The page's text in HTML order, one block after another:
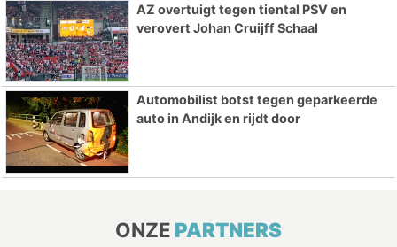
AZ overtuigt tegen tiental PSV en
verovert Johan Cruijff Schaal
Automobilist botst tegen geparkeerde
auto in Andijk en rijdt door
ONZE PARTNERS